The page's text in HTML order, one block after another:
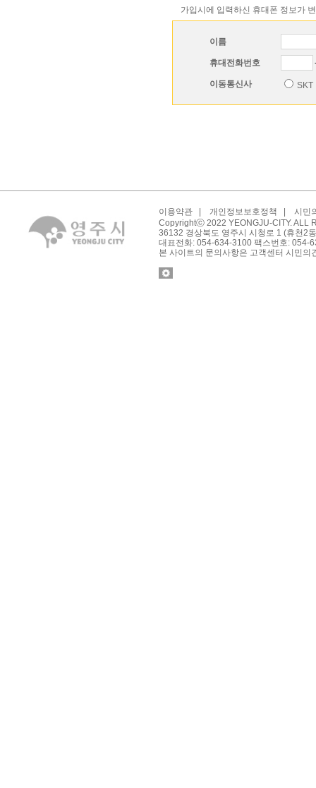
가입시에 입력하신 휴대폰 정보가
이름
휴대전화번호
이동통신사 SKT
이용약관 개인정보보호정책
시민
Copyrightⓒ 2022 YEONGJU-CITY. ALL
36132 경상북도 영주시 시청로 1 (휴천2
대표전화: 054-634-3100 팩스번호: 054-
본 사이트의 문의사항은 고객센터 시민